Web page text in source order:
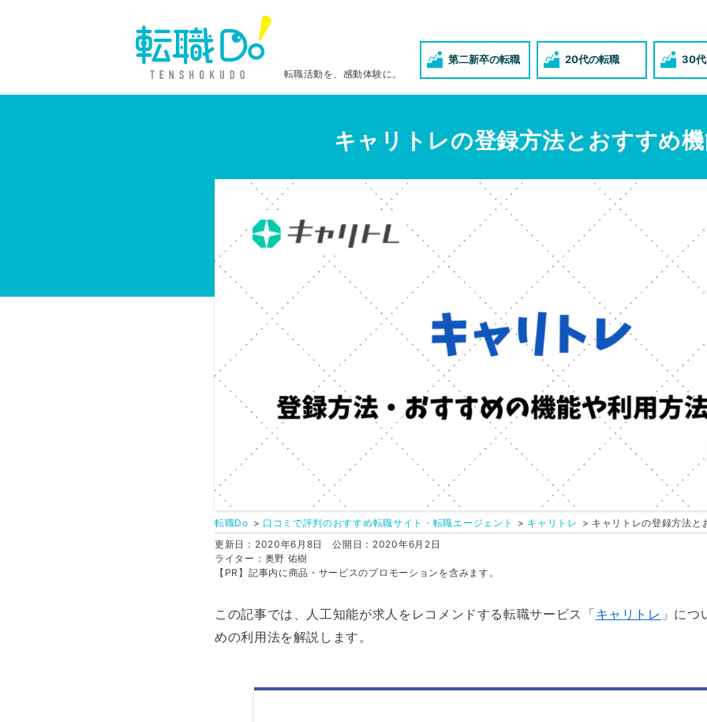
転職活動を、感動体験に。
第二新卒の転職 20代の転職 30代
キャリトレの登録方法とおすすめ
転職Do 口コミで評判のおすすめ転職サイト・転職エージェント キャリトレ
キャリトレの登録方法と
更新日：2020年6月8日
公開日：2020年6月2日
ライター：奥野 佑樹
【PR】記事内に商品・サービスのプロモーションを含みます。
この記事では、人工知能が求人をレコメンドする転職サービス「キャリトレ 」に
めの利用法を解説します。